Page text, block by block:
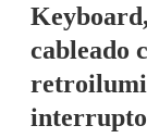
cableado